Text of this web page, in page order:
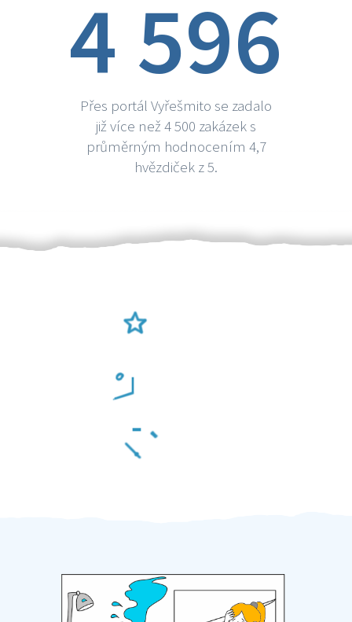
4 596
Přes portál Vyřešmito se zadalo
již více než 4 500 zakázek s
průměrným hodnocením 4,7
hvězdiček z 5.